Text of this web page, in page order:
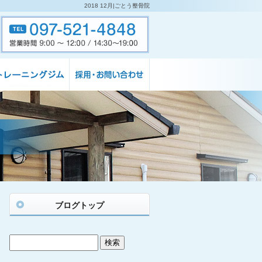
2018 12月|ごとう整骨院
ブログトップ